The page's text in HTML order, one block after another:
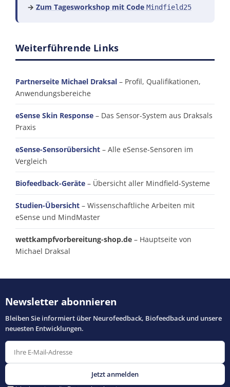
→ Zum Tagesworkshop mit Code Mindfield25
Weiterführende Links
Partnerseite Michael Draksal– Profil, Qualifikationen,
Anwendungsbereiche
eSense Skin Response– Das Sensor-System aus Draksals
Praxis
eSense-Sensorübersicht– Alle eSense-Sensoren im
Vergleich
Biofeedback-Geräte– Übersicht aller Mindfield-Systeme
Studien-Übersicht– Wissenschaftliche Arbeiten mit
eSense und MindMaster
wettkampfvorbereitung-shop.de– Hauptseite von
Michael Draksal